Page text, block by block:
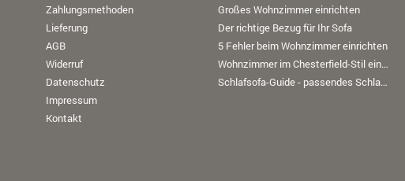
Zahlungsmethoden
Lieferung
AGB
Widerruf
Datenschutz
Impressum
Kontakt
Großes Wohnzimmer einrichten
Der richtige Bezug für Ihr Sofa
5 Fehler beim Wohnzimmer einrichten
Wohnzimmer im Chesterfield-Stil einrichten
Schlafsofa-Guide - passendes Schlafsofa finden